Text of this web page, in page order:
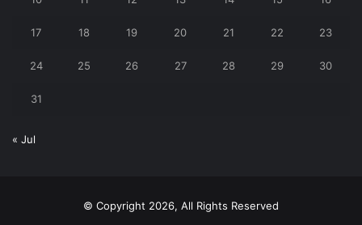
17 18 19 20 21 22 23
24 25 26 27 28 29 30
31
« Jul
© Copyright 2026, All Rights Reserved